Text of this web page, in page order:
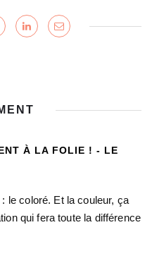
À LA FOLIE ! - LE
le coloré. Et la couleur, ça
qui fera toute la différence